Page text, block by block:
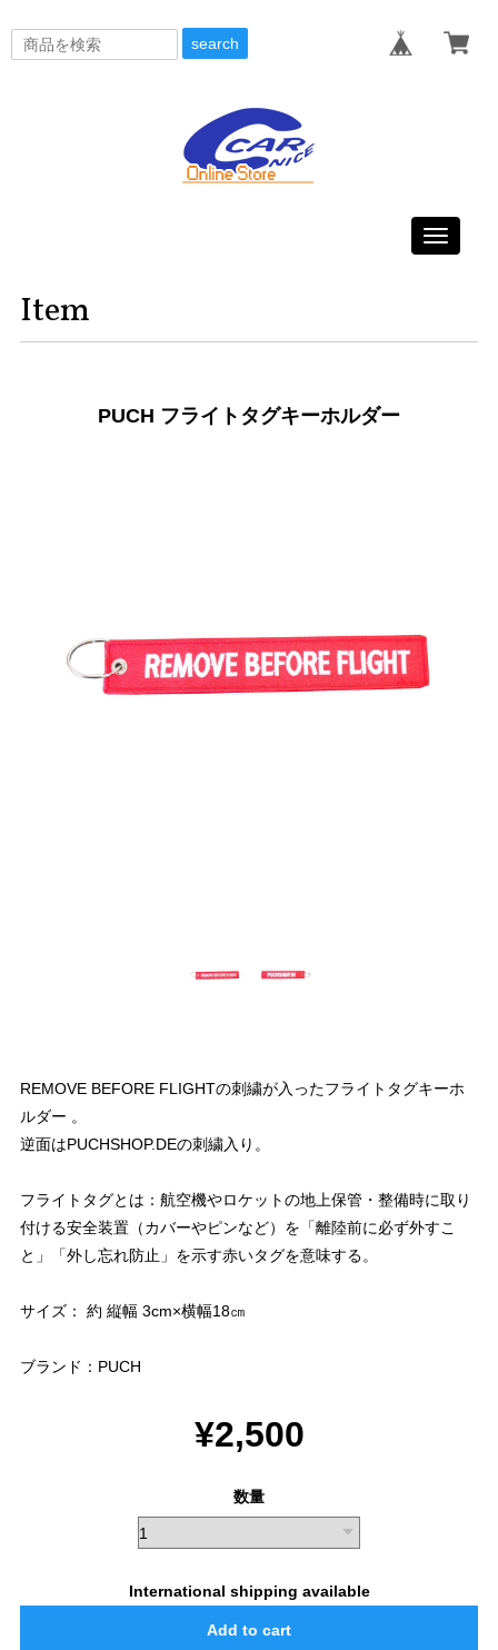
search
Toggle
Item
PUCH フライトタグキーホルダー
REMOVE BEFORE FLIGHTの刺繍が入ったフライトタグキーホ
ルダー 。
逆面はPUCHSHOP.DEの刺繍入り。
フライトタグとは：航空機やロケットの地上保管・整備時に取り
付ける安全装置（カバーやピンなど）を「離陸前に必ず外すこ
と」「外し忘れ防止」を示す赤いタグを意味する。
サイズ： 約 縦幅 3cm×横幅18㎝
ブランド：PUCH
¥2,500
数量
International shipping available
Add to cart